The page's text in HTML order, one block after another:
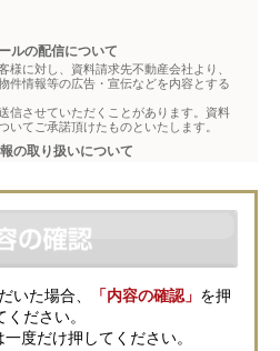
ルの配信について
様に対し、資料請求先不動産会社より、
件情報等の広告・宣伝などを内容とする
信させていただくことがあります。資料
いてご承諾頂けたものといたします。
の取り扱いについて
録された個人情報は、ダイレクトメール
信・電話連絡などの目的で資料請求先不
料請求先不動産会社が保管する個人情報
社に直接お問合せください。
ンでは本サービスを円滑に運用するため
ご利用の控えとして一定期間保管いたし
料をお送りできない場合、その他当社が
に必要な範囲において、直接メジャーセ
ただくことがありますので、あらかじめ
い方針についてはこちらをご覧くださ
いた場合、 「内容の確認」 を押
ください。
度だけ押してください。